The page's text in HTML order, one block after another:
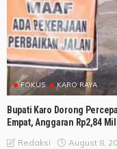
FOKUS KARO RAYA
Bupati Karo Dorong
Empat, Anggaran Rp2,84
Redaksi August 8,